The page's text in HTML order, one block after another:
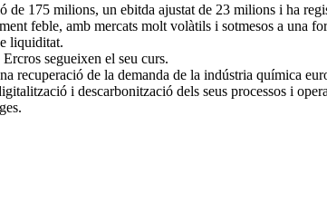
175 milions, un ebitda ajustat de 23 milions i ha
feble, amb mercats molt volàtils i sotmesos a una
liquiditat.
segueixen el seu curs.
recuperació de la demanda de la indústria química
i descarbonització dels seus processos i